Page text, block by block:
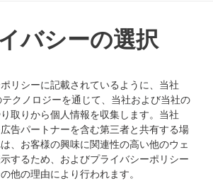
バシーの選択
リシーに記載されているように、当社
クノロジーを通じて、当社および当社の
取りから個人情報を収集します。当社
告パートナーを含む第三者と共有する場
、お客様の興味に関連性の高い他のウェ
するため、およびプライバシーポリシー
他の理由により行われます。